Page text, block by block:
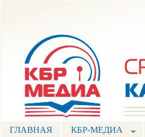
ГЛАВНАЯ КБР-МЕДИА